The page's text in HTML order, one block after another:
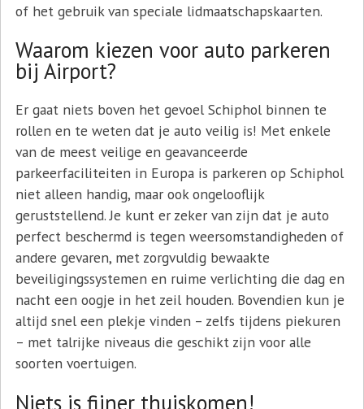
of het gebruik van speciale lidmaatschapskaarten.
Waarom kiezen voor auto parkeren
bij Airport?
Er gaat niets boven het gevoel Schiphol binnen te
rollen en te weten dat je auto veilig is! Met enkele
van de meest veilige en geavanceerde
parkeerfaciliteiten in Europa is parkeren op Schiphol
niet alleen handig, maar ook ongelooflijk
geruststellend. Je kunt er zeker van zijn dat je auto
perfect beschermd is tegen weersomstandigheden of
andere gevaren, met zorgvuldig bewaakte
beveiligingssystemen en ruime verlichting die dag en
nacht een oogje in het zeil houden. Bovendien kun je
altijd snel een plekje vinden – zelfs tijdens piekuren
– met talrijke niveaus die geschikt zijn voor alle
soorten voertuigen.
Niets is fijner thuiskomen!